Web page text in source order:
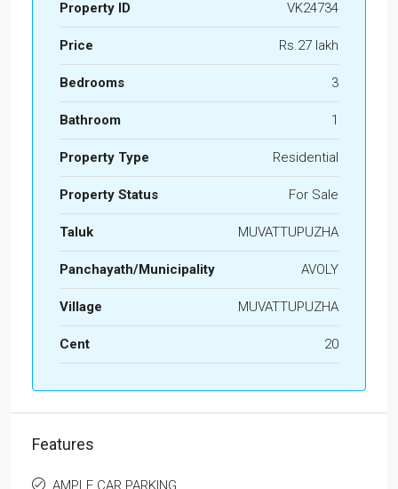
Property ID VK24734
Price Rs.27 lakh
Bedrooms 3
Bathroom 1
Property Type Residential
Property Status For Sale
Taluk MUVATTUPUZHA
Panchayath/Municipality AVOLY
Village MUVATTUPUZHA
Cent 20
Features
AMPLE CAR PARKING